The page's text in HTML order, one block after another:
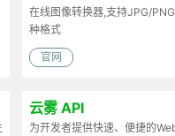
在线图像转换器,支持JPG/
种格式
官网
云雾 API
为开发者提供快速、便捷的